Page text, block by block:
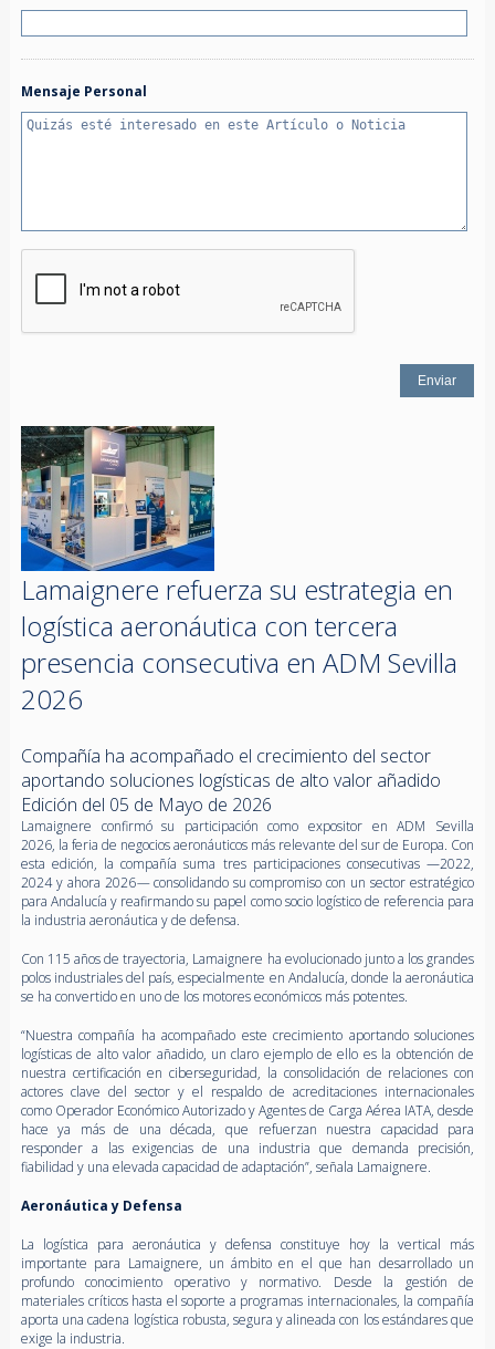
Mensaje Personal
Lamaignere refuerza su estrategia en
logística aeronáutica con tercera
presencia consecutiva en ADM Sevilla
2026
Compañía ha acompañado el crecimiento del sector
aportando soluciones logísticas de alto valor añadido
Edición del 05 de Mayo de 2026
Lamaignere confirmó su participación como expositor en ADM Sevilla
2026, la feria de negocios aeronáuticos más relevante del sur de Europa. Con
esta edición, la compañía suma tres participaciones consecutivas —2022,
2024 y ahora 2026—consolidando su compromiso con un sector estratégico
para Andalucía y reafirmando su papel como socio logístico de referencia para
la industria aeronáutica y de defensa.
Con 115 años de trayectoria, Lamaignere ha evolucionado junto a los grandes
polos industriales del país, especialmente en Andalucía, donde la aeronáutica
se ha convertido en uno de los motores económicos más potentes.
“Nuestra compañía ha acompañado este crecimiento aportando soluciones
logísticas de alto valor añadido, un claro ejemplo de ello es la obtención de
nuestra certificación en ciberseguridad, la consolidación de relaciones con
actores clave del sector y el respaldo de acreditaciones internacionales
como Operador Económico Autorizado y Agentes de Carga Aérea IATA, desde
hace ya más de una década, que refuerzan nuestra capacidad para
responder a las exigencias de una industria que demanda precisión,
fiabilidad y una elevada capacidad de adaptación”, señala Lamaignere.
Aeronáutica y Defensa
La logística para aeronáutica y defensa constituye hoy la vertical más
importante para Lamaignere, un ámbito en el que han desarrollado un
profundo conocimiento operativo y normativo. Desde la gestión de
materiales críticos hasta el soporte a programas internacionales, la compañía
aporta una cadena logística robusta, segura y alineada con los estándares que
exige la industria.